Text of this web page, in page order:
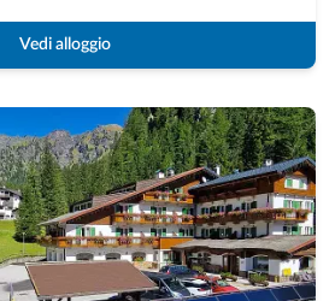
Vedi alloggio